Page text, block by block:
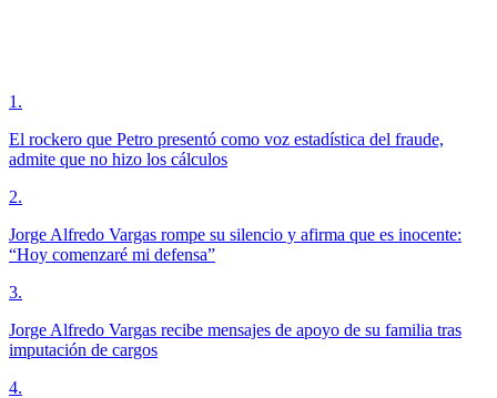
1 .
El rockero que Petro presentó como voz estadística del fraude,
admite que no hizo los cálculos
2.
Jorge Alfredo Vargas rompe su silencio y afirma que es inocente:
“Hoy comenzaré mi defensa”
3.
Jorge Alfredo Vargas recibe mensajes de apoyo de su familia tras
imputación de cargos
4.